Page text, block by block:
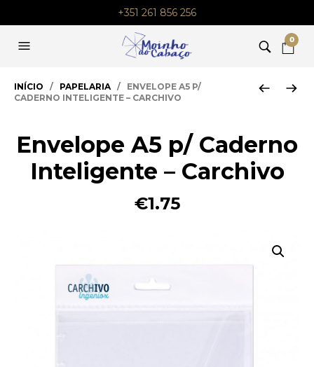
+351 261 856 256
0
INÍCIO / PAPELARIA/ ENVELOPE A5 P/
CADERNO INTELIGENTE – CARCHIVO
Envelope A5 p/ Caderno
Inteligente – Carchivo
€1.75